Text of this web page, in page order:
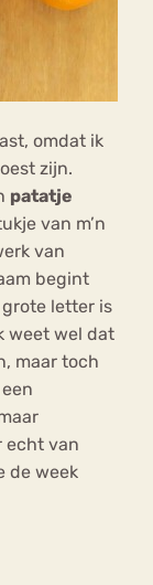
omdat ik
zijn.
patatje
van m’n
van
begint
grote letter is
weet wel dat
maar toch
echt van
de week